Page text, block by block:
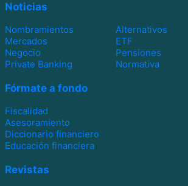
Noticias
Nombramientos
Alternativos
Mercados
ETF
Negocio
Pensiones
Private Banking
Normativa
Fórmate a fondo
Fiscalidad
Asesoramiento
Diccionario financiero
Educación financiera
Revistas